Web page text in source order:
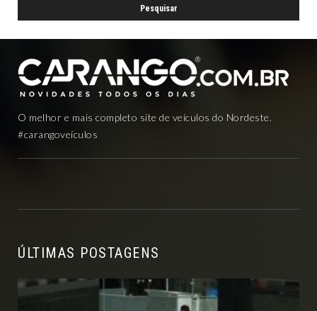
O melhor e mais completo site de veículos do Nordeste.
#carangoveículos
ÚLTIMAS POSTAGENS